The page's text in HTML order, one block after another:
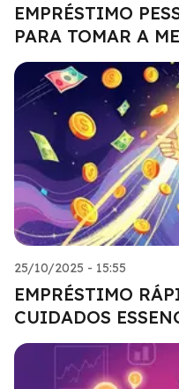
EMPRÉSTIMO
PARA TOMAR A
25/10/2025 - 15:55
EMPRÉSTIMO
CUIDADOS